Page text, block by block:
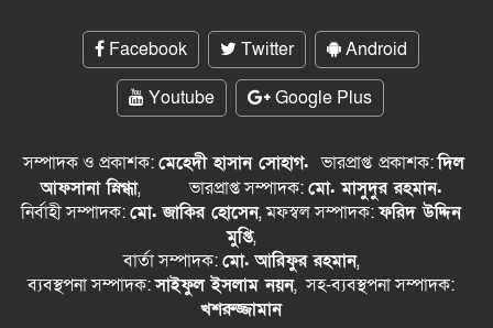
Facebook Twitter
Android
Youtube
Google Plus
সম্পাদক ও প্রকাশক:মেহেদী হাসান সোহাগ.ভারপ্রাপ্ত প্রকাশক:দিল
আফসানা স্নিগ্ধা, ভারপ্রাপ্ত সম্পাদক:মো. মাসুদুর রহমান.
নির্বাহী সম্পাদক:মো. জাকির হোসেন, মফস্বল সম্পাদক:ফরিদ উদ্দিন
মুপ্তি,
বার্তা সম্পাদক:মো. আরিফুর রহমান,
ব্যবস্থপনা সম্পাদক:সাইফুল ইসলাম নয়ন, সহ-ব্যবস্থপনা সম্পাদক:
খশরুজ্জামান